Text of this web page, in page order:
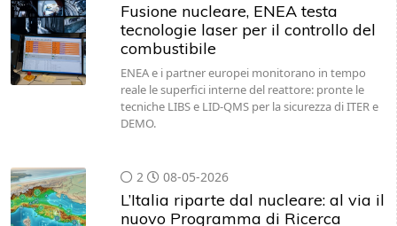
Fusione nucleare, ENEA testa
tecnologie laser per il controllo del
combustibile
ENEA e i partner europei monitorano in tempo
reale le superfici interne del reattore: pronte le
tecniche LIBS e LID-QMS per la sicurezza di ITER e
DEMO.
2 08-05-2026
L’Italia riparte dal nucleare: al via il
nuovo Programma di Ricerca